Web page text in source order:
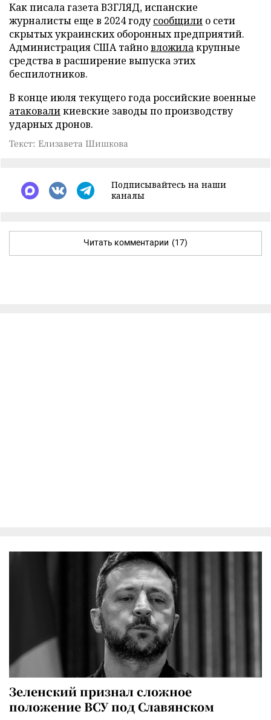
Как писала газета ВЗГЛЯД, испанские
журналисты еще в 2024 годусообщили о сети
скрытых украинских оборонных предприятий.
Администрация США тайновложилакрупные
средства в расширение выпуска этих
беспилотников.
В конце июля текущего года российские военные
атаковаликиевские заводы по производству
ударных дронов.
Текст: Елизавета Шишкова
Подписывайтесь на наши
каналы
Читать комментарии (17)
Зеленский признал сложное
положение ВСУ под Славянском